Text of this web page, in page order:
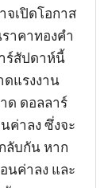
จเปิดโอกาส
าคาทองคำ
ร์สัปดาห์นี้
แรงงาน
ด ดอลลาร์
ค่าลง ซึ่งจะ
ลับกัน หาก
นค่าลง และ